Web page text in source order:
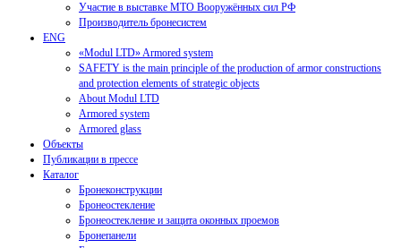
Участие в выставке МТО Вооружённых сил РФ
Производитель бронесистем
ENG
«Modul LTD» Armored system
SAFETY is the main principle of the production of armor constructions
and protection elements of strategic objects
About Modul LTD
Armored system
Armored glass
Объекты
Публикации в прессе
Каталог
Бронеконструкции
Бронеостекление
Бронеостекление и защита оконных проемов
Бронепанели